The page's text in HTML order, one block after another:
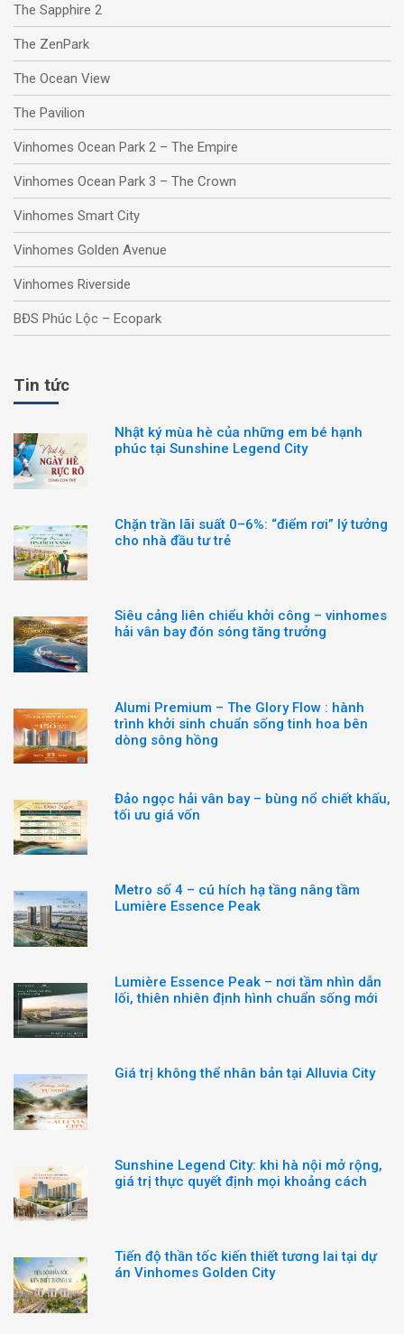
The Sapphire 2
The ZenPark
The Ocean View
The Pavilion
Vinhomes Ocean Park 2 – The Empire
Vinhomes Ocean Park 3 – The Crown
Vinhomes Smart City
Vinhomes Golden Avenue
Vinhomes Riverside
BĐS Phúc Lộc – Ecopark
Tin tức
Nhật ký mùa hè của những em bé hạnh
phúc tại Sunshine Legend City
Chặn trần lãi suất 0–6%: “điểm rơi” lý tưởng
cho nhà đầu tư trẻ
Siêu cảng liên chiểu khởi công – vinhomes
hải vân bay đón sóng tăng trưởng
Alumi Premium – The Glory Flow : hành
trình khởi sinh chuẩn sống tinh hoa bên
dòng sông hồng
Đảo ngọc hải vân bay – bùng nổ chiết khấu,
tối ưu giá vốn
Metro số 4 – cú hích hạ tầng nâng tầm
Lumière Essence Peak
Lumière Essence Peak – nơi tầm nhìn dẫn
lối, thiên nhiên định hình chuẩn sống mới
Giá trị không thể nhân bản tại Alluvia City
Sunshine Legend City: khi hà nội mở rộng,
giá trị thực quyết định mọi khoảng cách
Tiến độ thần tốc kiến thiết tương lai tại dự
án Vinhomes Golden City